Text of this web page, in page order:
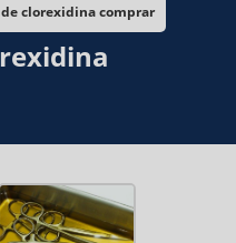
clorexidina comprar